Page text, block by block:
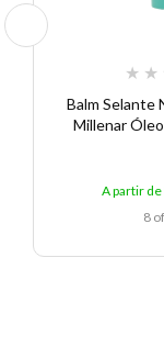
★ ★
Balm Selante
Millenar
A partir de
8